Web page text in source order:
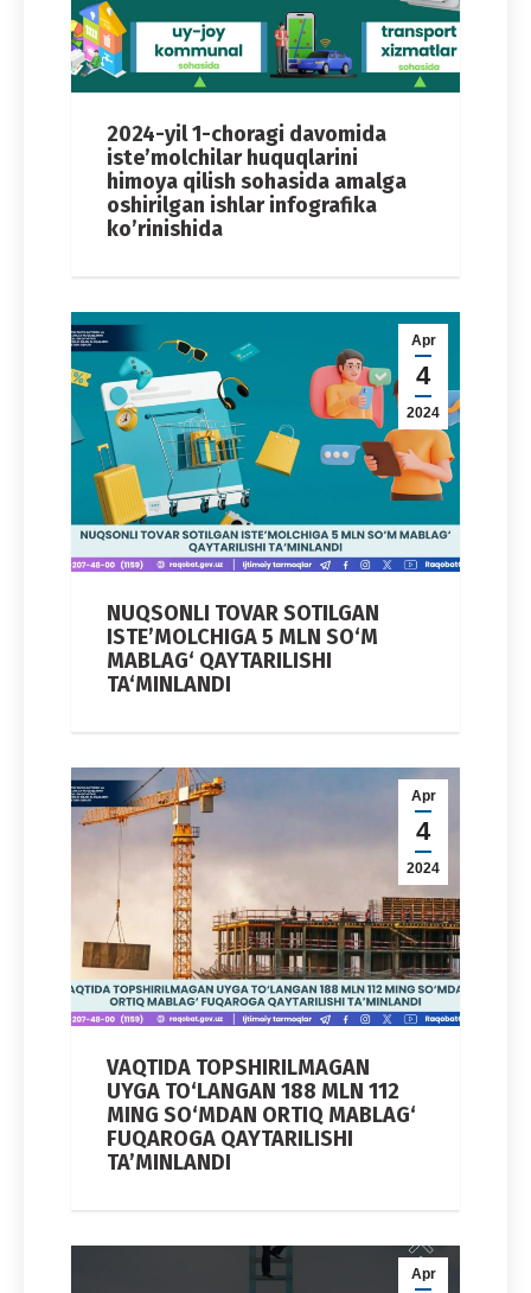
2024-yil 1-choragi davomida
iste’molchilar huquqlarini
himoya qilish sohasida amalga
oshirilgan ishlar infografika
ko’rinishida
Apr
4
2024
NUQSONLI TOVAR SOTILGAN
ISTE’MOLCHIGA 5 MLN SO‘M
MABLAG‘ QAYTARILISHI
TA‘MINLANDI
Apr
4
2024
VAQTIDA TOPSHIRILMAGAN
UYGA TO‘LANGAN 188 MLN 112
MING SO‘MDAN ORTIQ MABLAG‘
FUQAROGA QAYTARILISHI
TA’MINLANDI
Apr